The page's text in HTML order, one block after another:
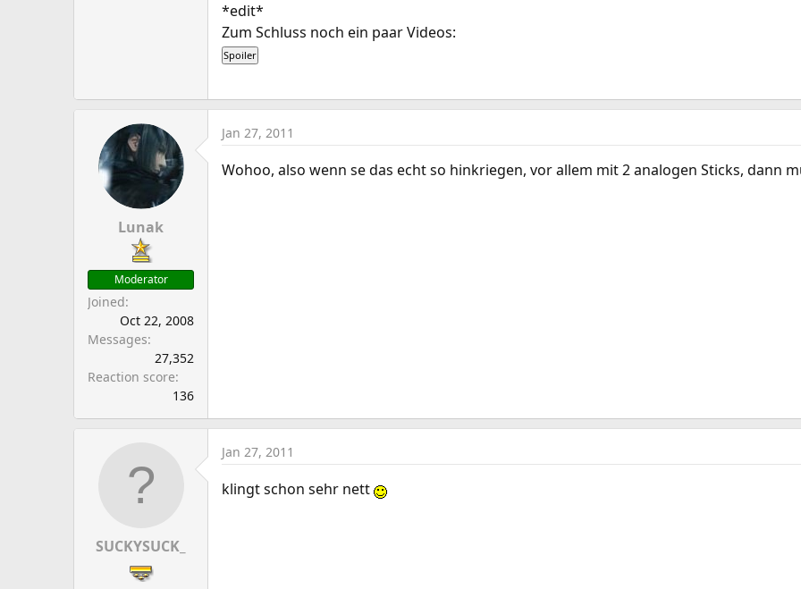
*edit*
Zum Schluss noch ein paar Videos:
Lunak
Moderator
Joined
Oct 22, 2008
Messages
27,352
Reaction score
136
Jan 27, 2011
Wohoo, also wenn se das echt so hinkriegen, vor allem mit 2 analogen Sticks, dann
SUCKYSUCK_
Jan 27, 2011
klingt schon sehr nett